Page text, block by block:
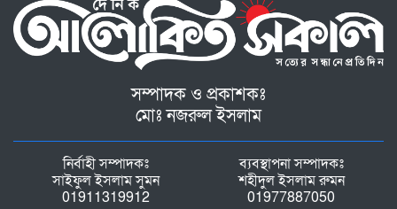
সম্পাদক ও প্রকাশকঃ
মোঃ নজরুল ইসলাম
নির্বাহী সম্পাদকঃ
সাইফুল ইসলাম সুমন
01911319912
ব্যবস্থাপনা সম্পাদকঃ
শহীদুল ইসলাম রুমন
01977887050